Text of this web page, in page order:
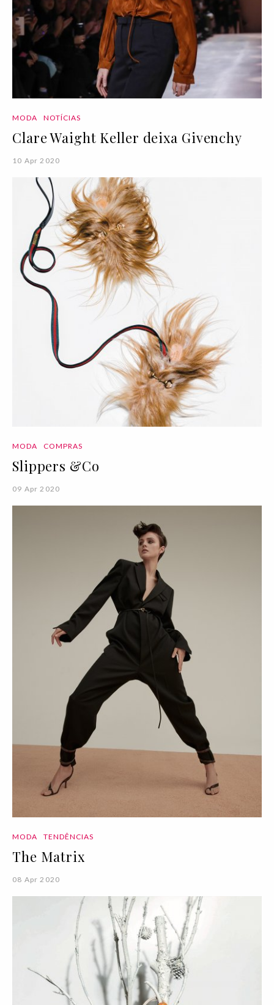
MODA NOTÍCIAS
Clare Waight Keller deixa Givenchy
10 Apr 2020
MODA COMPRAS
Slippers &Co
09 Apr 2020
MODA TENDÊNCIAS
The Matrix
08 Apr 2020